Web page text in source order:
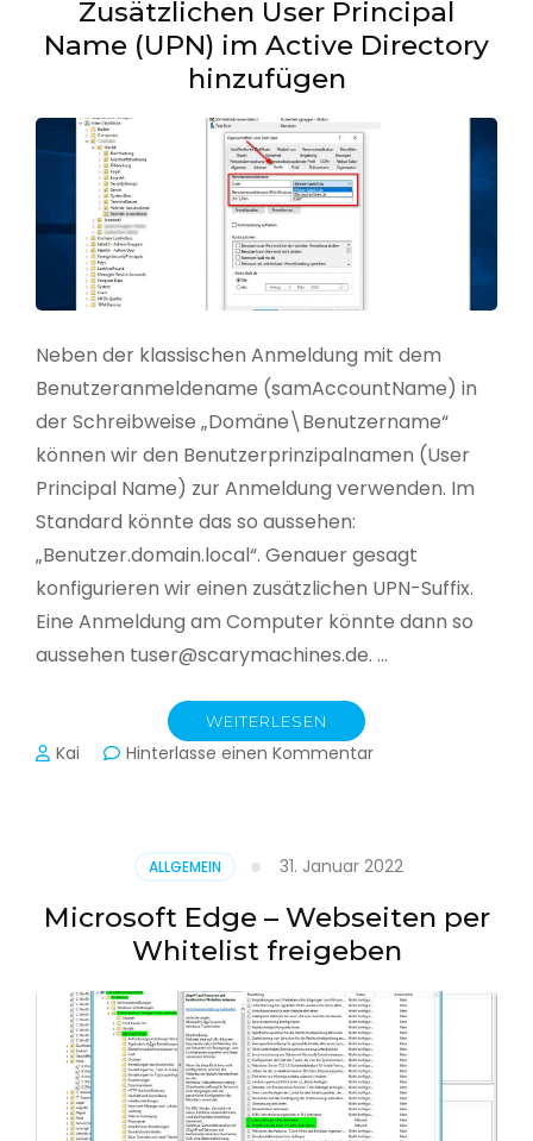
Zusätzlichen User Principal
Name (UPN) im Active Directory
hinzufügen
Neben der klassischen Anmeldung mit dem
Benutzeranmeldename (samAccountName) in
der Schreibweise „Domäne\Benutzername“
können wir den Benutzerprinzipalnamen (User
Principal Name) zur Anmeldung verwenden. Im
Standard könnte das so aussehen:
„Benutzer.domain.local“. Genauer gesagt
konfigurieren wir einen zusätzlichen UPN-Suffix.
Eine Anmeldung am Computer könnte dann so
aussehen tuser@scarymachines.de. …
WEITERLESEN
Kai Hinterlasse einen Kommentarzu
(UPN)
im
Active
Directory
ALLGEMEIN 31. Januar 2022
Microsoft Edge – Webseiten per
Whitelist freigeben